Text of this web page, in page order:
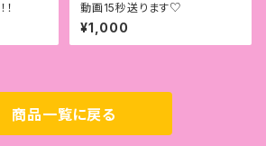
動画15秒送ります♡
¥1,000
商品一覧に戻る